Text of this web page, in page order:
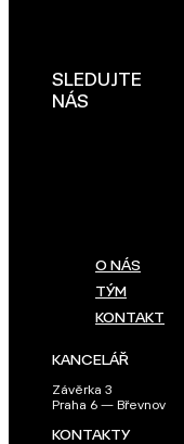
SLEDUJTE
NÁS
O NÁS
TÝM
KONTAKT
KANCELÁŘ
Závěrka 3
Praha 6 — Břevnov
KONTAKTY